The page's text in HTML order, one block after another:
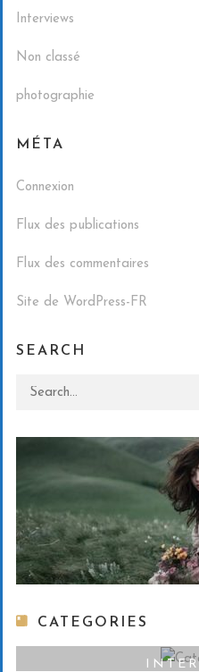
Interviews
Non classé
photographie
MÉTA
Connexion
Flux des publications
Flux des commentaires
Site de WordPress-FR
SEARCH
Search for:
CATEGORIES